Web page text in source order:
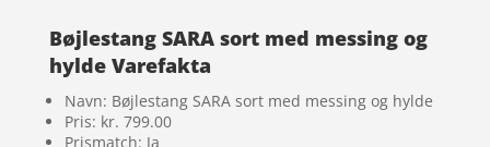
Bøjlestang SARA sort med messing og
hylde Varefakta
Navn: Bøjlestang SARA sort med messing og hylde
Pris: kr. 799.00
Prismatch: Ja